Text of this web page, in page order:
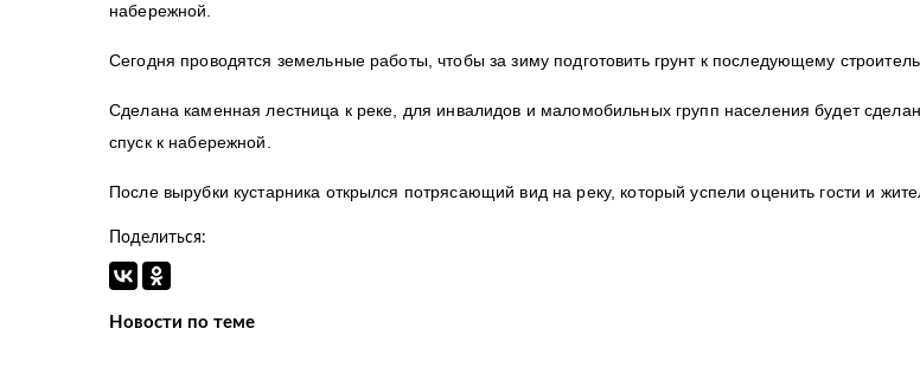
набережной.
Сегодня проводятся земельные работы, чтобы за зиму подготовить грунт к последующему
Сделана каменная лестница к реке, для инвалидов и маломобильных групп населения будет
спуск к набережной.
После вырубки кустарника открылся потрясающий вид на реку, который успели оценить гости и
Поделиться:
Новости по теме